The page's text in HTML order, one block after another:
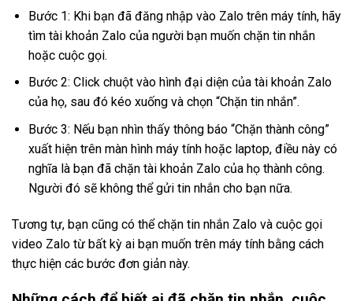
Bước 1: Khi bạn đã đăng nhập vào Zalo trên máy tính, hãy
tìm tài khoản Zalo của người bạn muốn chặn tin nhắn
hoặc cuộc gọi.
Bước 2: Click chuột vào hình đại diện của tài khoản Zalo
của họ, sau đó kéo xuống và chọn “Chặn tin nhắn”.
Bước 3: Nếu bạn nhìn thấy thông báo “Chặn thành công”
xuất hiện trên màn hình máy tính hoặc laptop, điều này có
nghĩa là bạn đã chặn tài khoản Zalo của họ thành công.
Người đó sẽ không thể gửi tin nhắn cho bạn nữa.
Tương tự, bạn cũng có thể chặn tin nhắn Zalo và cuộc gọi
video Zalo từ bất kỳ ai bạn muốn trên máy tính bằng cách
thực hiện các bước đơn giản này.